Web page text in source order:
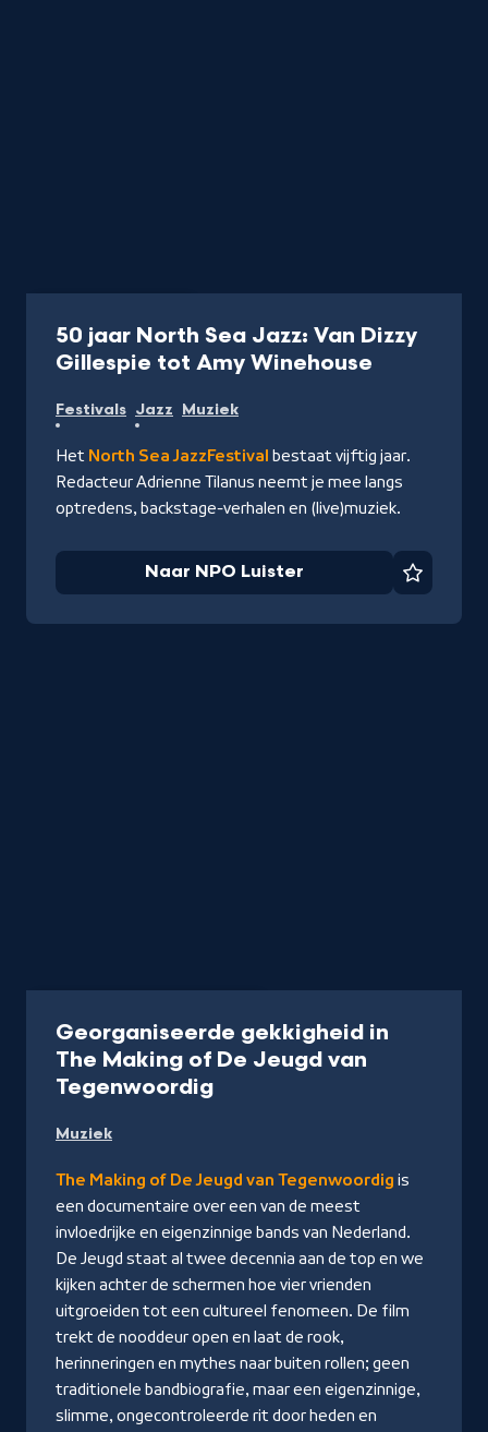
50 jaar North Sea Jazz: Van Dizzy
Gillespie tot Amy Winehouse
Luister
Festivals Jazz Muziek
Het North Sea JazzFestival bestaat vijftig jaar.
Redacteur Adrienne Tilanus neemt je mee langs
optredens, backstage-verhalen en (live)muziek.
Naar NPO Luister
Georganiseerde gekkigheid in
The Making of De Jeugd van
Tegenwoordig-
NPO
Start
Muziek
The Making of De Jeugd van Tegenwoordig is
een documentaire over een van de meest
invloedrijke en eigenzinnige bands van Nederland.
De Jeugd staat al twee decennia aan de top en we
kijken achter de schermen hoe vier vrienden
uitgroeiden tot een cultureel fenomeen. De film
trekt de nooddeur open en laat de rook,
herinneringen en mythes naar buiten rollen; geen
traditionele bandbiografie, maar een eigenzinnige,
slimme, ongecontroleerde rit door heden en